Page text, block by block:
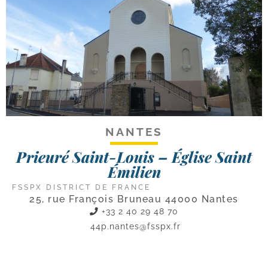
NANTES
Prieuré Saint-Louis – Église Saint
Émilien
FSSPX DISTRICT DE FRANCE
25, rue François Bruneau 44000 Nantes
+33 2 40 29 48 70
44p.nantes@fsspx.fr